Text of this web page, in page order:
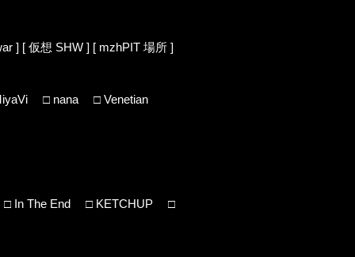
] [ 仮想 SHW ] [ mzhPIT 場所 ]
□ nana □ Venetian
In The End □ KETCHUP □